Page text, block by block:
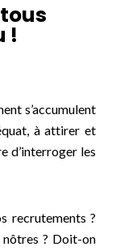
!
s’accumulent
à attirer et
d’interroger les
recrutements ?
? Doit-on